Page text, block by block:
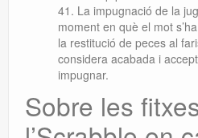
La impugnació de la
moment en què el mot
la restitució de peces al
considera acabada i
impugnar.
Sobre les